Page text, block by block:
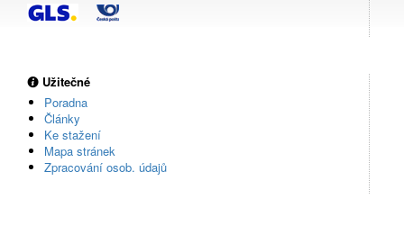
Užitečné
Poradna
Články
Ke stažení
Mapa stránek
Zpracování osob. údajů